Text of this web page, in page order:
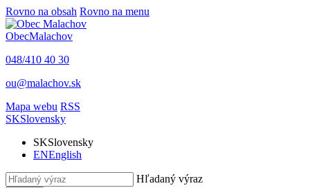
Rovno na obsah Rovno na menu
ObecMalachov
048/410 40 30
ou@malachov.sk
Mapa webu RSS
SKSlovensky
SKSlovensky
ENEnglish
Hľadaný výraz